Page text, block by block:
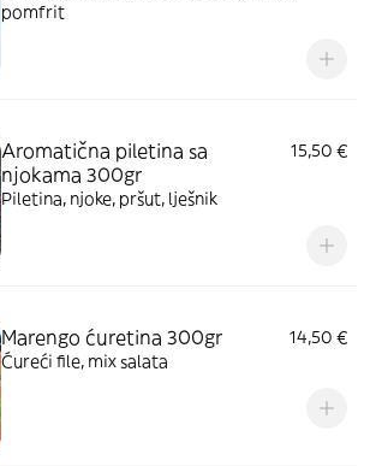
pomfrit
Aromatična piletina sa
njokama 300gr
15,50 €
Piletina, njoke, pršut, lješnik
Marengo ćuretina 300gr
14,50 €
Ćureći file, mix salata